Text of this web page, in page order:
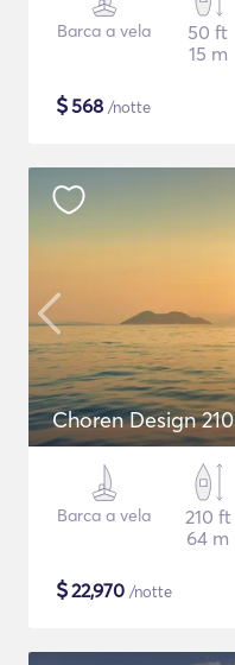
Barca a vela
50 ft
15 m
$568 /notte
Choren Design 210
Barca a vela
210 ft
64 m
$22,970 /notte